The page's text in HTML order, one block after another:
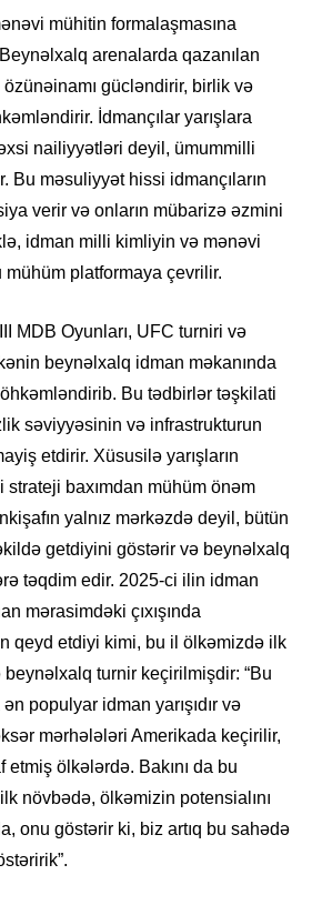
mühitin formalaşmasına
arenalarda qazanılan
gücləndirir, birlik və
İdmançılar yarışlara
nailiyyətləri deyil, ümummilli
Bu məsuliyyət hissi idmançıların
verir və onların mübarizə əzmini
idman milli kimliyin və mənəvi
platformaya çevrilir.
MDB Oyunları, UFC turniri və
beynəlxalq idman məkanında
Bu tədbirlər təşkilati
səviyyəsinin və infrastrukturun
etdirir. Xüsusilə yarışların
baxımdan mühüm önəm
yalnız mərkəzdə deyil, bütün
getdiyini göstərir və beynəlxalq
təqdim edir. 2025-ci ilin idman
mərasimdəki çıxışında
qeyd etdiyi kimi, bu il ölkəmizdə ilk
turnir keçirilmişdir: “Bu
populyar idman yarışıdır və
mərhələləri Amerikada keçirilir,
ölkələrdə. Bakını da bu
növbədə, ölkəmizin potensialını
onu göstərir ki, biz artıq bu sahədə